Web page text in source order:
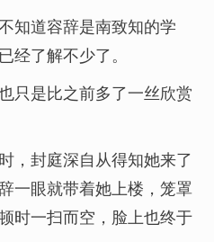
知道容辞是南致知的学
经了解不少了。
只是比之前多了一丝欣赏
，封庭深自从得知她来了
一眼就带着她上楼，笼罩
时一扫而空，脸上也终于